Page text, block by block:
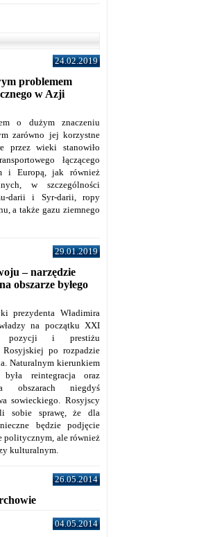
24.02.2019
problemem
w Azji
o dużym znaczeniu
zarówno jej korzystne
przez wieki stanowiło
łączącego
i Europą, jak również
w szczególności
darii i Syr-darii, ropy
a także gazu ziemnego
29.01.2019
– narzędzie
obszarze byłego
prezydenta Władimira
na początku XXI
pozycji i prestiżu
Rosyjskiej po rozpadzie
Naturalnym kierunkiem
była reintegracja oraz
obszarach niegdyś
sowieckiego. Rosyjscy
sobie sprawę, że dla
będzie podjęcie
politycznym, ale również
kulturalnym.
26.05.2014
04.05.2014